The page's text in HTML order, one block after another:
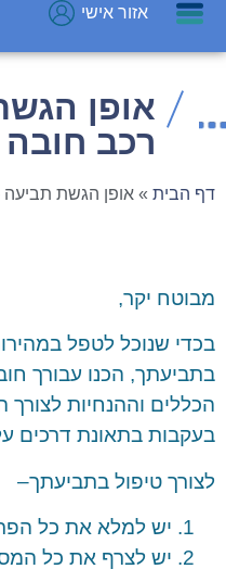
אזור אישי
אופן
רכב חובה
דף הבית » אופן הגשת
מבוטח יקר,
בכדי שנוכל לטפל
בתביעתך, הכנו עבורך
הכללים וההנחיות לצורך
בעקבות בתאונת דרכים
לצורך טיפול בתביעתך–
יש למלא את כל
יש לצרף את כל